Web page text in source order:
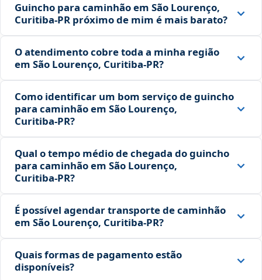
Guincho para caminhão em São Lourenço,
Curitiba‑PR próximo de mim é mais barato?
O atendimento cobre toda a minha região
em São Lourenço, Curitiba‑PR?
Como identificar um bom serviço de guincho
para caminhão em São Lourenço,
Curitiba‑PR?
Qual o tempo médio de chegada do guincho
para caminhão em São Lourenço,
Curitiba‑PR?
É possível agendar transporte de caminhão
em São Lourenço, Curitiba‑PR?
Quais formas de pagamento estão
disponíveis?